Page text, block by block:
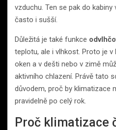
vzduchu. Ten se pak do
často i sušší.
Důležitá je také funkce
teplotu, ale i vlhkost. Proto je
oken a v dešti nebo v zimě
aktivního chlazení. Právě tato
důvodem, proč by klimatizace
pravidelně po celý rok.
Proč klimatizace